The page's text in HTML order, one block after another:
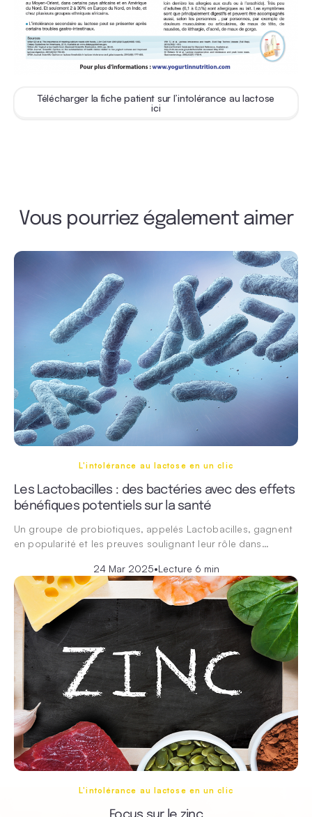
Télécharger la fiche patient sur l’intolérance au lactose
ici
Vous pourriez également aimer
L'intolérance au lactose en un clic
Les Lactobacilles : des bactéries avec des effets
bénéfiques potentiels sur la santé
Un groupe de probiotiques, appelés Lactobacilles, gagnent
en popularité et les preuves soulignant leur rôle dans…
24 Mar 2025•Lecture 6 min
L'intolérance au lactose en un clic